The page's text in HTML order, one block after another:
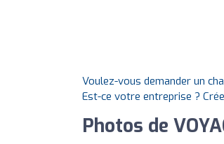
Voulez-vous demander un
Est-ce votre entreprise ?
Photos de